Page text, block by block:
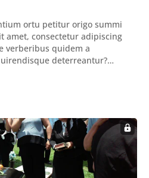
ortu petitur origo summi
amet, consectetur adipiscing
verberibus quidem a
deterreantur?
magis idem declaret Latine,
voluptas. Duo